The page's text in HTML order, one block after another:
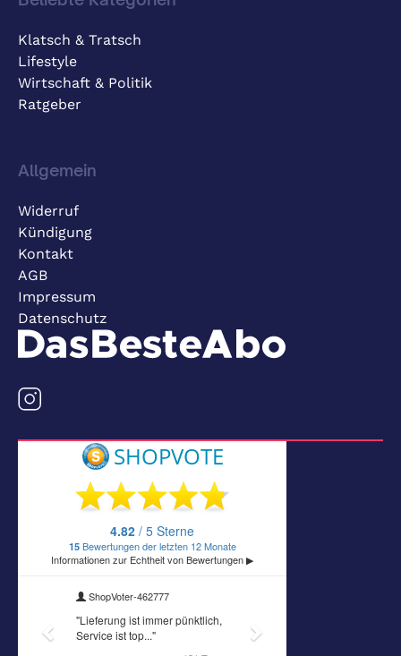
Klatsch & Tratsch
Lifestyle
Wirtschaft & Politik
Ratgeber
Allgemein
Widerruf
Kündigung
Kontakt
AGB
Impressum
Datenschutz